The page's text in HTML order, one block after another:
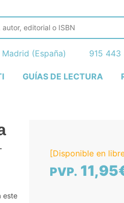
GUÍAS DE LECTURA
(España) 915 443
este
[Disponible en
PVP.